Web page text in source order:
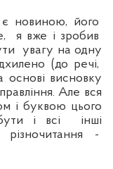
новиною, його
я вже і зробив
увагу на одну
(до речі,
основі висновку
Але вся
і буквою цього
і всі інші
-